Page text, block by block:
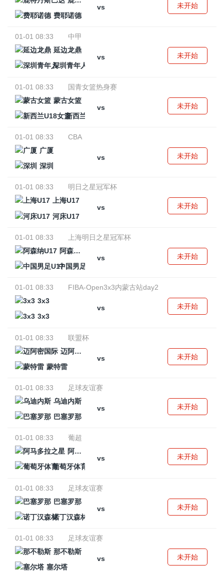
vs
费耶诺德
未开始
01-01 08:33
中甲
延边龙鼎
vs
深圳青年人
未开始
01-01 08:33
国青女篮热身赛
蒙古女篮
vs
新西兰U18女篮
未开始
01-01 08:33
CBA
广厦
vs
深圳
未开始
01-01 08:33
明日之星冠军杯
上海U17
vs
河床U17
未开始
01-01 08:33
上海明日之星冠军杯
阿森纳U17
vs
中国男足U17
未开始
01-01 08:33
FIBA-Open3x3内蒙古站day2
3x3
vs
3x3
未开始
01-01 08:33
联盟杯
迈阿密国际
vs
蒙特雷
未开始
01-01 08:33
足球友谊赛
乌迪内斯
vs
巴塞罗那
未开始
01-01 08:33
葡超
阿马多拉之星
vs
葡萄牙体育
未开始
01-01 08:33
足球友谊赛
巴塞罗那
vs
诺丁汉森林
未开始
01-01 08:33
足球友谊赛
那不勒斯
vs
塞尔塔
未开始